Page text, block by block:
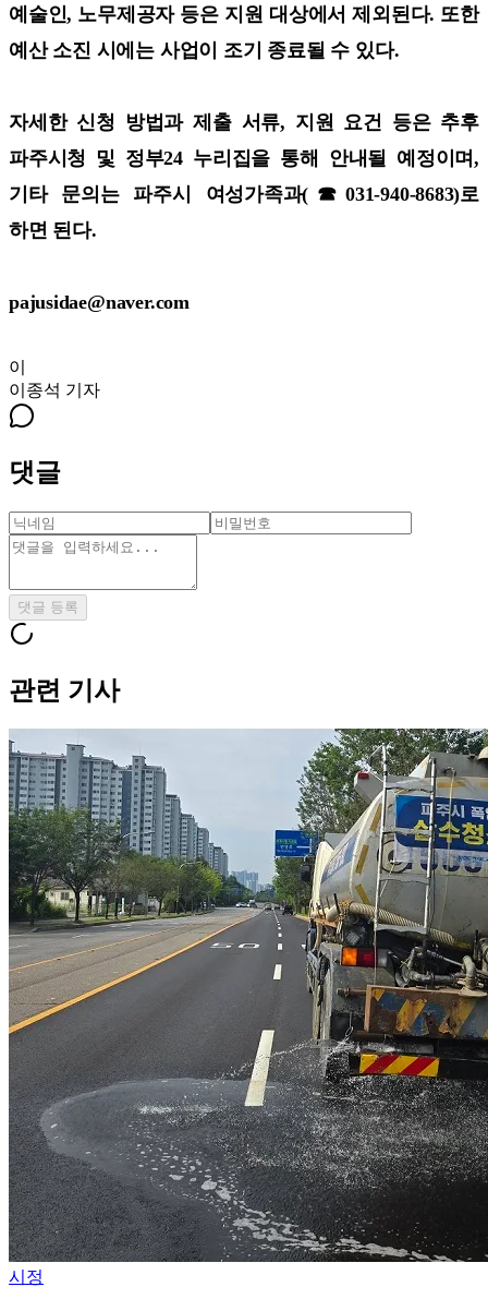
예술인, 노무제공자 등은 지원 대상에서 제외된다. 또한
예산 소진 시에는 사업이 조기 종료될 수 있다.
자세한 신청 방법과 제출 서류, 지원 요건 등은 추후
파주시청 및 정부24 누리집을 통해 안내될 예정이며,
기타 문의는 파주시 여성가족과(☎031-940-8683)로
하면 된다.
pajusidae@naver.com
이
이종석 기자
댓글
댓글 등록
관련 기사
시정